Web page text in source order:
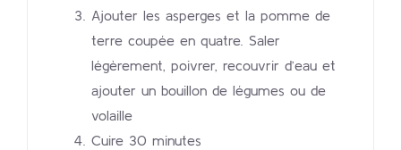
Ajouter les asperges et la pomme de
terre coupée en quatre. Saler
légèrement, poivrer, recouvrir d’eau et
ajouter un bouillon de légumes ou de
volaille
Cuire 30 minutes